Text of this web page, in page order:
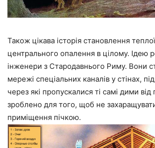
Також цікава історія становлення
центрального опалення в цілому. Ідею
інженери з Стародавнього Риму. Вони
мережі спеціальних каналів у стінах,
через які пропускалися ті самі дими від
зроблено для того, щоб не
приміщення пічкою.